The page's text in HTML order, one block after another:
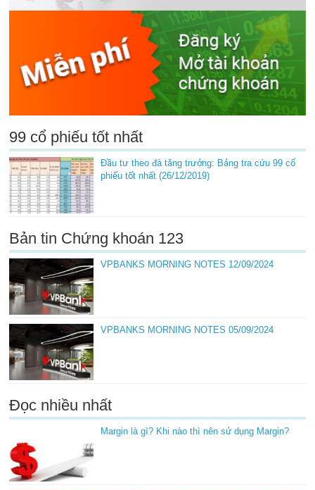
99 cổ phiếu tốt nhất
Đầu tư theo đà tăng trưởng: Bảng tra cứu 99 cổ
phiếu tốt nhất (26/12/2019)
Bản tin Chứng khoán 123
VPBANKS MORNING NOTES 12/09/2024
VPBANKS MORNING NOTES 05/09/2024
Đọc nhiều nhất
Margin là gì? Khi nào thì nên sử dụng Margin?